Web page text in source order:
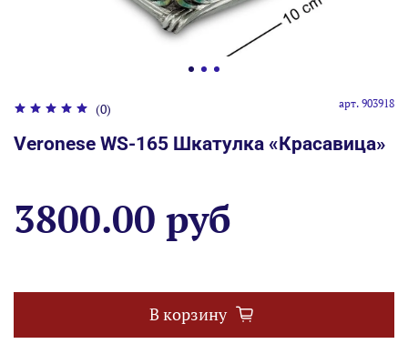
(0) арт. 903918
Veronese WS-165 Шкатулка «Красавица»
3800.00 руб
В корзину